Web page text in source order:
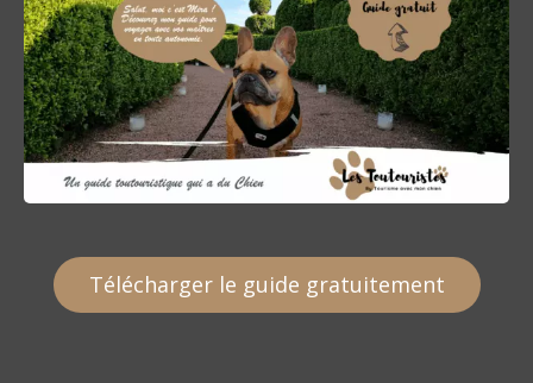
Télécharger le guide gratuitement